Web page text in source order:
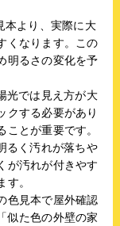
本より、実際に大
くなります。この
明るさの変化を予
光では見え方が大
クする必要があり
とが重要です。
るく汚れが落ちや
が汚れが付きやす
。
色見本で屋外確認
似た色の外壁の家